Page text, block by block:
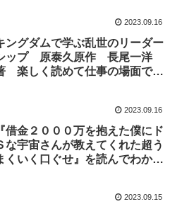
2023.09.16
ングダムで学ぶ乱世のリーダー
ップ 原泰久原作 長尾一洋
楽しく読めて仕事の場面です
2023.09.16
『借金２０００万を抱えた僕にド
な宇宙さんが教えてくれた超う
くいく口ぐせ』を読んでわかる
2023.09.15